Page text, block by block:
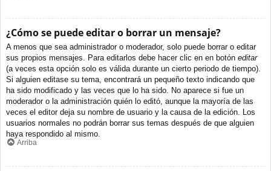
¿Cómo se puede editar o borrar un mensaje?
A menos que sea administrador o moderador, solo puede borrar o editar
sus propios mensajes. Para editarlos debe hacer clic en en botón editar
(a veces esta opción solo es válida durante un cierto periodo de tiempo).
Si alguien editase su tema, encontrará un pequeño texto indicando que
ha sido modificado y las veces que lo ha sido. No aparece si fue un
moderador o la administración quién lo editó, aunque la mayoría de las
veces el editor deja su nombre de usuario y la causa de la edición. Los
usuarios normales no podrán borrar sus temas después de que alguien
haya respondido al mismo.
Arriba